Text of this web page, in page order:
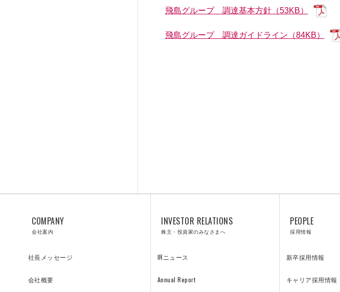
飛島グループ 調達基本方針（53KB）
飛島グループ 調達ガイドライン（84KB）
COMPANY
会社案内
社長メッセージ
会社概要
INVESTOR RELATIONS
株主・投資家のみなさまへ
IRニュース
Annual Report
PEOPLE
採用情報
新卒採用情報
キャリア採用情報